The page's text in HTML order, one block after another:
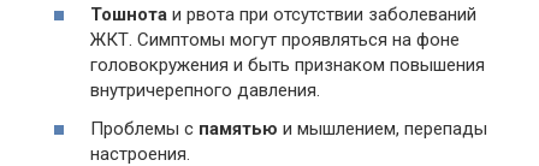
Тошнота и рвота при отсутствии заболеваний
ЖКТ. Симптомы могут проявляться на фоне
головокружения и быть признаком повышения
внутричерепного давления.
Проблемы с памятью и мышлением, перепады
настроения.